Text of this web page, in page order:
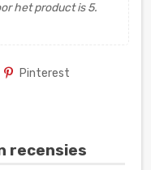
het product is 5.
Pinterest
recensies